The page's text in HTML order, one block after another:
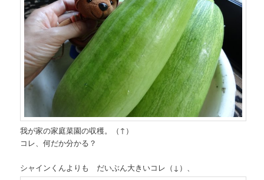
我が家の家庭菜園の収穫。（↑）
コレ、何だか分かる？
シャインくんよりも だいぶん大きいコレ（↓）、